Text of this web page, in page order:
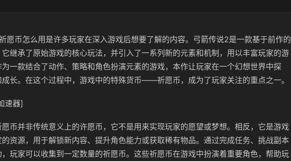
愿币怎么用是许多玩家在深入游戏后想要了解的内容。弓箭传说2是一款基于前作的
继承了原始游戏的核心玩法，并引入了一系列新的元素和机制，用以丰富玩家的游
一款结合了动作、策略和角色扮演元素的游戏，本作让玩家在一个幻想世界中探
成长。在这个过程中，游戏中的特殊货币——祈愿币，成为了玩家关注的重点之一。
速器]
币并非传统意义上的许愿币，它不是用来实现玩家的愿望或梦想。相反，它是游戏
资源，用于解锁新内容、提升角色能力或获取稀有物品。通过完成任务、挑战副本
玩家可以收集到一定数量的祈愿币。这些祈愿币在游戏中扮演着重要角色，帮助玩